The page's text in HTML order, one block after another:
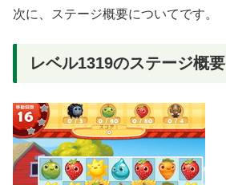
次に、ステージ概要についてです。
レベル1319のステージ概要